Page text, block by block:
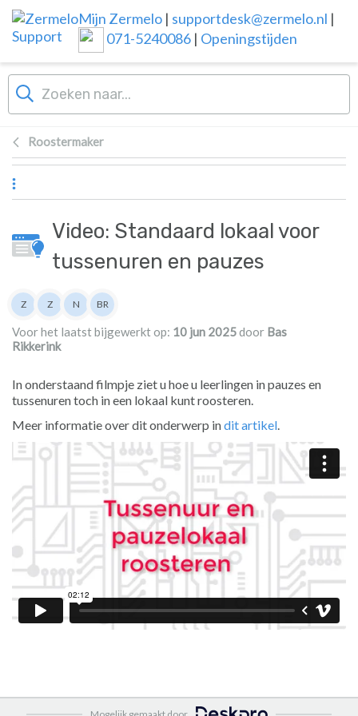
Overslaan naar hoofdinhoud
Mijn Zermelo | supportdesk@zermelo.nl |
071-5240086 | Openingstijden
Roostermaker
Video: Standaard lokaal voor
tussenuren en pauzes
Lijst van auteurs
Z
Zermelo
Z
Zermelo
N
Nienke
BR
Bas Rikkerink
Voor het laatst bijgewerkt op: 10 jun 2025door Bas
Rikkerink
In onderstaand filmpje ziet u hoe u leerlingen in pauzes en
tussenuren toch in een lokaal kunt roosteren.
Meer informatie over dit onderwerp indit artikel.